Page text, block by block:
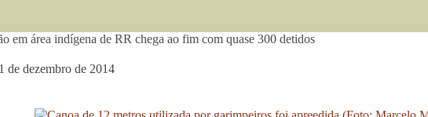
em área indígena de RR chega ao fim com quase 300 detidos
de dezembro de 2014